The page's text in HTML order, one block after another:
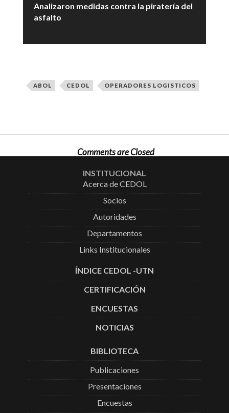
Analizaron medidas contra la piratería del
asfalto
ABOL CEDOL OPERADORES LOGISTICOS
Comments are Closed
INSTITUCIONAL
Acerca de CEDOL
Socios
Autoridades
Departamentos
Links Institucionales
ÍNDICE CEDOL -UTN
CERTIFICACIÓN
ENCUESTAS
NOTICIAS
BIBLIOTECA
Publicaciones
Presentaciones
Encuestas